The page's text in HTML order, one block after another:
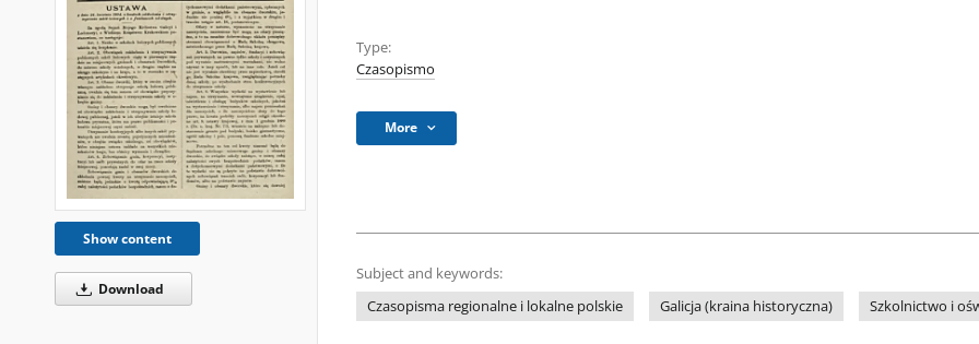
Show content
Download
Type:
Czasopismo
More
Subject and keywords:
Czasopisma regionalne i lokalne polskie
Galicja (kraina historyczna) Szkolnictwo i